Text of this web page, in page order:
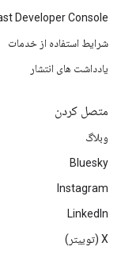
Developer Console
شرایط استفاده از خدمات
یادداشت های انتشار
متصل کردن
وبلاگ
Bluesky
Instagram
LinkedIn
‫X (توییتر)